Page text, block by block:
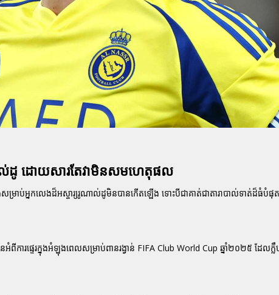
ដូ ដោយសារតែវាមិនសមហេតុផល
ប់អ្នកលេងដ៏អស្ចារ្យរូណាល់ដូមិនបានកើតឡើង ទោះបីជាគាត់ជាតារាបាល់ទាត់ដ៏ធំបំផុ
អំពីការផ្ទេរក្នុងអំឡុងពេលសម្រាប់ពានរង្វាន់ FIFA Club World Cup ឆ្នាំ២០២៥ ដែល